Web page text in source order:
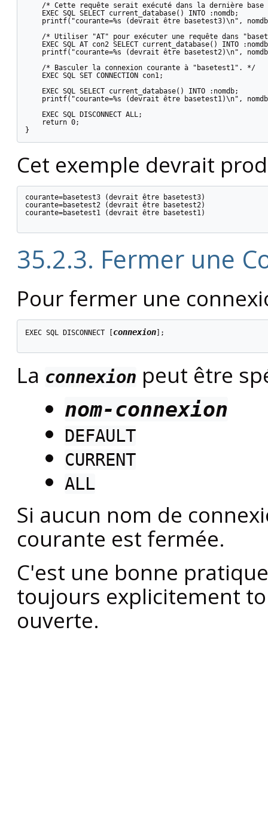
/* Cette requête serait exécuté dans la dernière base
    EXEC SQL SELECT current_database() INTO :nomdb;
printf("courante=%s (devrait être basetest3)\n",
/* Utiliser "AT" pour exécuter une requête dans
EXEC SQL AT con2 SELECT current_database() INTO
printf("courante=%s (devrait être basetest2)\n",
    /* Basculer la connexion courante à "basetest1". */
    EXEC SQL SET CONNECTION con1;
    EXEC SQL SELECT current_database() INTO :nomdb;
printf("courante=%s (devrait être basetest1)\n",
    EXEC SQL DISCONNECT ALL;
    return 0;
Cet exemple devrait
courante=basetest3 (devrait être basetest3)
courante=basetest2 (devrait être basetest2)
courante=basetest1 (devrait être basetest1)
35.2.3. Fermer une
Pour fermer une
EXEC SQL DISCONNECT [ connexion];
La connexion peut être
nom-connexion
DEFAULT
CURRENT
ALL
Si aucun nom de
courante est fermée.
C'est une bonne
toujours explicitement
ouverte.